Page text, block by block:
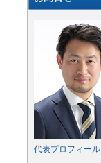
代表プロフィール